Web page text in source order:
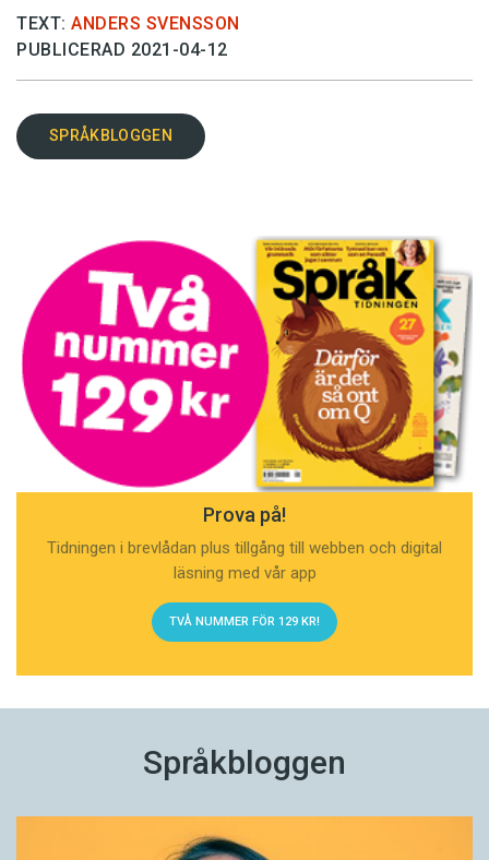
TEXT: ANDERS SVENSSON
PUBLICERAD 2021-04-12
SPRÅKBLOGGEN
Prova på!
Tidningen i brevlådan plus tillgång till webben och digital
läsning med vår app
TVÅ NUMMER FÖR 129 KR!
Språkbloggen